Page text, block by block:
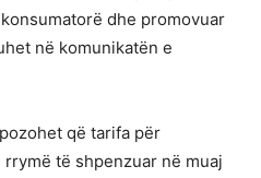
dhe promovuar
në komunikatën e
që tarifa për
të shpenzuar në muaj